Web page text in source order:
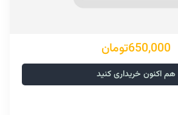
650,000تومان
هم اکنون خریداری کنید